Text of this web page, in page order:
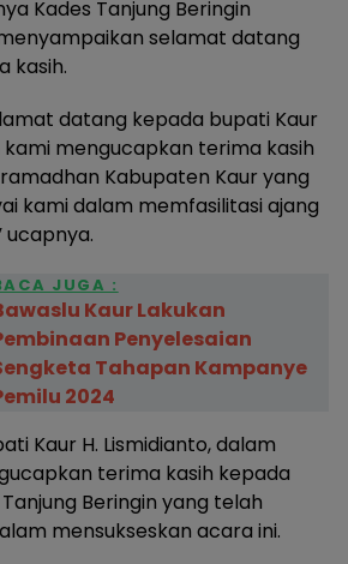
Kades Tanjung Beringin
selamat datang
kasih.
datang kepada bupati Kaur
kami mengucapkan terima kasih
Kabupaten Kaur yang
kami dalam memfasilitasi ajang
ucapnya.
JUGA :
Kaur Lakukan
Penyelesaian
Tahapan Kampanye
2024
Kaur H. Lismidianto, dalam
terima kasih kepada
Beringin yang telah
mensukseskan acara ini.